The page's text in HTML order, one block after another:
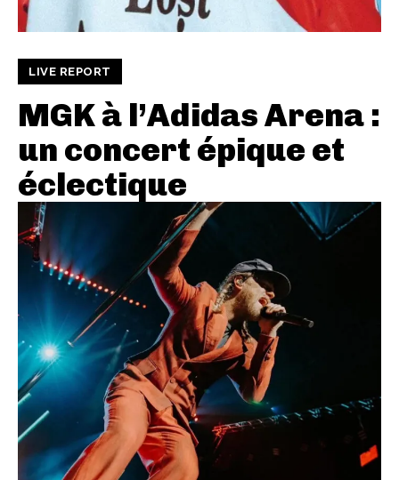
LIVE REPORT
MGK à l’Adidas Arena :
un concert épique et
éclectique